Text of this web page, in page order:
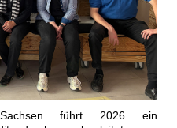
führt 2026 ein